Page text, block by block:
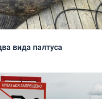
вида палтуса